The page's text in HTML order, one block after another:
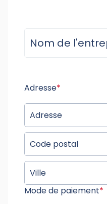
Adresse*
Mode de paiement*